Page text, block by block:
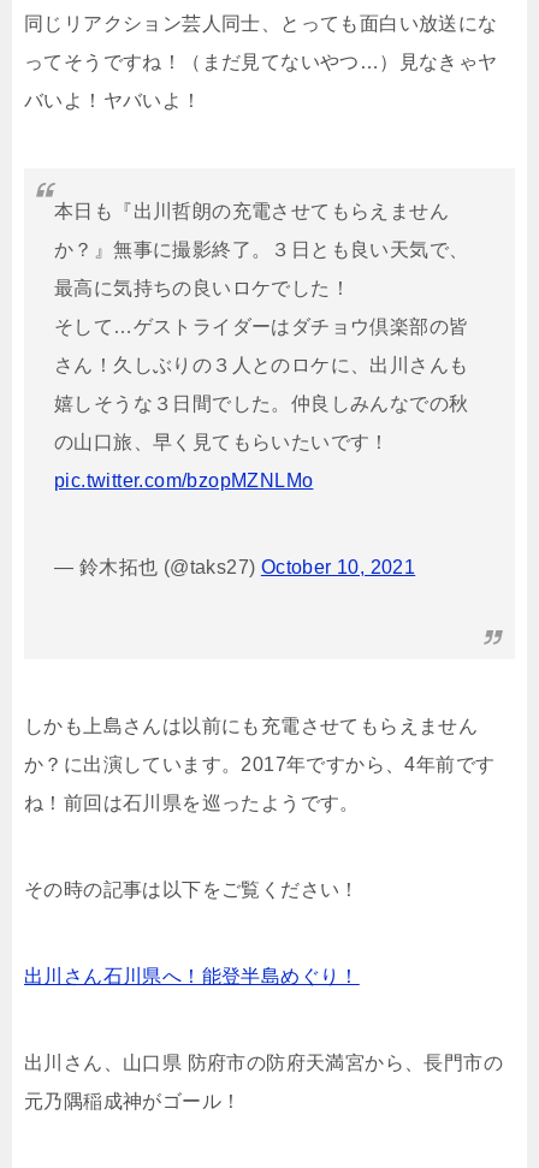
同じリアクション芸人同士、とっても面白い放送にな
ってそうですね！（まだ見てないやつ…）見なきゃヤ
バいよ！ヤバいよ！
本日も『出川哲朗の充電させてもらえません
か？』無事に撮影終了。３日とも良い天気で、
最高に気持ちの良いロケでした！
そして…ゲストライダーはダチョウ倶楽部の皆
さん！久しぶりの３人とのロケに、出川さんも
嬉しそうな３日間でした。仲良しみんなでの秋
の山口旅、早く見てもらいたいです！
pic.twitter.com/bzopMZNLMo
— 鈴木拓也 (@taks27) October 10, 2021
しかも上島さんは以前にも充電させてもらえません
か？に出演しています。2017年ですから、4年前です
ね！前回は石川県を巡ったようです。
その時の記事は以下をご覧ください！
出川さん石川県へ！能登半島めぐり！
出川さん、山口県 防府市の防府天満宮から、長門市の
元乃隅稲成神がゴール！